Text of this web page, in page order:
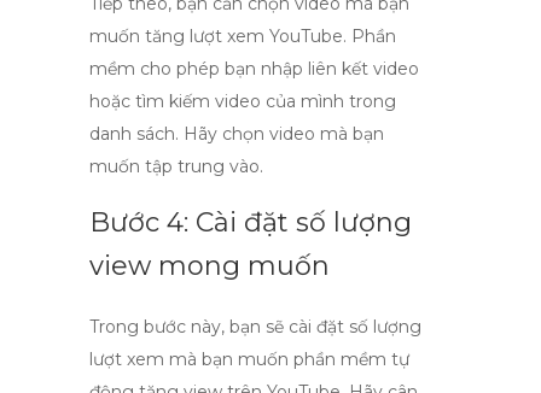
muốn tăng lượt xem YouTube. Phần
mềm cho phép bạn nhập liên kết video
hoặc tìm kiếm video của mình trong
danh sách. Hãy chọn video mà bạn
muốn tập trung vào.
Bước 4: Cài đặt số lượng
view mong muốn
Trong bước này, bạn sẽ cài đặt số lượng
lượt xem mà bạn muốn phần mềm tự